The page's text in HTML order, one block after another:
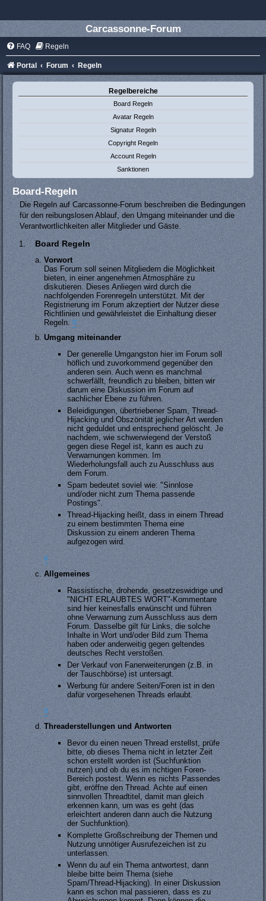
Carcassonne-Forum
FAQ Regeln
Portal Forum Regeln
Regelbereiche
Board Regeln
Avatar Regeln
Signatur Regeln
Copyright Regeln
Account Regeln
Sanktionen
Board-Regeln
Die Regeln auf Carcassonne-Forum beschreiben die Bedingungen
für den reibungslosen Ablauf, den Umgang miteinander und die
Verantwortlichkeiten aller Mitglieder und Gäste.
Board Regeln
Vorwort
Das Forum soll seinen Mitgliedern die Möglichkeit
bieten, in einer angenehmen Atmosphäre zu
diskutieren. Dieses Anliegen wird durch die
nachfolgenden Forenregeln unterstützt. Mit der
Registrierung im Forum akzeptiert der Nutzer diese
Richtlinien und gewährleistet die Einhaltung dieser
Regeln. #
Umgang miteinander
Der generelle Umgangston hier im Forum soll
höflich und zuvorkommend gegenüber den
anderen sein. Auch wenn es manchmal
schwerfällt, freundlich zu bleiben, bitten wir
darum eine Diskussion im Forum auf
sachlicher Ebene zu führen.
Beleidigungen, übertriebener Spam, Thread-
Hijacking und Obszönität jeglicher Art werden
nicht geduldet und entsprechend gelöscht. Je
nachdem, wie schwerwiegend der Verstoß
gegen diese Regel ist, kann es auch zu
Verwarnungen kommen. Im
Wiederholungsfall auch zu Ausschluss aus
dem Forum.
Spam bedeutet soviel wie: "Sinnlose
und/oder nicht zum Thema passende
Postings".
Thread-Hijacking heißt, dass in einem Thread
zu einem bestimmten Thema eine
Diskussion zu einem anderen Thema
aufgezogen wird.
#
Allgemeines
Rassistische, drohende, gesetzeswidrige und
"NICHT ERLAUBTES WORT"-Kommentare
sind hier keinesfalls erwünscht und führen
ohne Verwarnung zum Ausschluss aus dem
Forum. Dasselbe gilt für Links, die solche
Inhalte in Wort und/oder Bild zum Thema
haben oder anderweitig gegen geltendes
deutsches Recht verstoßen.
Der Verkauf von Fanerweiterungen (z.B. in
der Tauschbörse) ist untersagt.
Werbung für andere Seiten/Foren ist in den
dafür vorgesehenen Threads erlaubt.
#
Threaderstellungen und Antworten
Bevor du einen neuen Thread erstellst, prüfe
bitte, ob dieses Thema nicht in letzter Zeit
schon erstellt worden ist (Suchfunktion
nutzen) und ob du es im richtigen Foren-
Bereich postest. Wenn es nichts Passendes
gibt, eröffne den Thread. Achte auf einen
sinnvollen Threadtitel, damit man gleich
erkennen kann, um was es geht (das
erleichtert anderen dann auch die Nutzung
der Suchfunktion).
Komplette Großschreibung der Themen und
Nutzung unnötiger Ausrufezeichen ist zu
unterlassen.
Wenn du auf ein Thema antwortest, dann
bleibe bitte beim Thema (siehe
Spam/Thread-Hijacking). In einer Diskussion
kann es schon mal passieren, dass es zu